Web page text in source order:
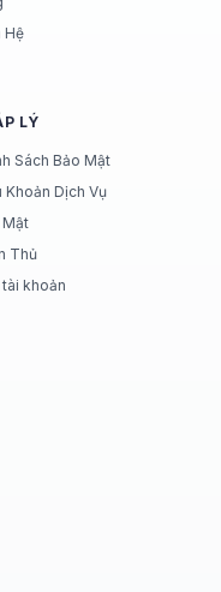
Hệ
LÝ
Sách Bảo Mật
Khoản Dịch Vụ
Mật
Thủ
khoản